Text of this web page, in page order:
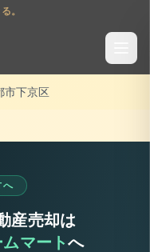
。
市下京区
へ
産売却は
マートへ